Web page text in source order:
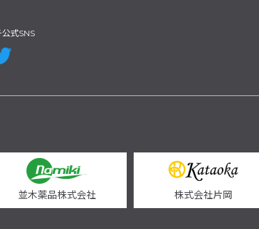
式SNS
並木薬品株式会社 株式会社片岡